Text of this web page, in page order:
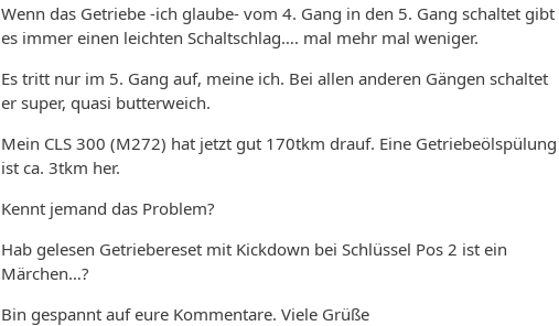
Wenn das Getriebe -ich glaube- vom 4. Gang in den 5. Gang schaltet gibt
es immer einen leichten Schaltschlag…. mal mehr mal weniger.
Es tritt nur im 5. Gang auf, meine ich. Bei allen anderen Gängen schaltet
er super, quasi butterweich.
Mein CLS 300 (M272) hat jetzt gut 170tkm drauf. Eine Getriebeölspülung
ist ca. 3tkm her.
Kennt jemand das Problem?
Hab gelesen Getriebereset mit Kickdown bei Schlüssel Pos 2 ist ein
Märchen…?
Bin gespannt auf eure Kommentare. Viele Grüße